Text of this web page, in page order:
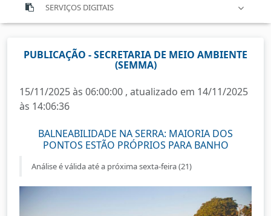
SERVIÇOS DIGITAIS
PUBLICAÇÃO - SECRETARIA DE MEIO AMBIENTE
(SEMMA)
15/11/2025 às 06:00:00 , atualizado em 14/11/2025
às 14:06:36
BALNEABILIDADE NA SERRA: MAIORIA DOS
PONTOS ESTÃO PRÓPRIOS PARA BANHO
Análise é válida até a próxima sexta-feira (21)